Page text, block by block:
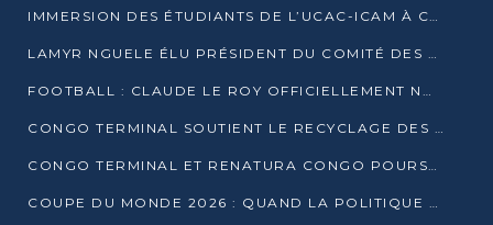
IMMERSION DES ÉTUDIANTS DE L’UCAC-ICAM À CONGO TERMINAL
LAMYR NGUELE ÉLU PRÉSIDENT DU COMITÉ DES MEMBRES D’HONNEUR DU PCT
FOOTBALL : CLAUDE LE ROY OFFICIELLEMENT NOMMÉ SÉLECTIONNEUR DU CONGO
CONGO TERMINAL SOUTIENT LE RECYCLAGE DES DÉCHETS PLASTIQUES À POINTE-NOIRE
CONGO TERMINAL ET RENATURA CONGO POURSUIVENT LEUR COMBAT POUR LA BIODIVERSITÉ
COUPE DU MONDE 2026 : QUAND LA POLITIQUE MENACE L’UNIVERSALITÉ DU FOOTBALL